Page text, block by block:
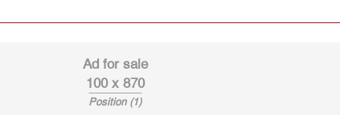
Ad for sale
100 x 870
Position (1)